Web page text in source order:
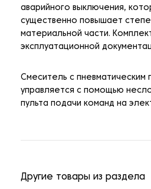
аварийного выключения,
существенно повышает
материальной части.
эксплуатационной
Смеситель с пневматическим
управляется с помощью
пульта подачи команд на
Другие товары из раздела